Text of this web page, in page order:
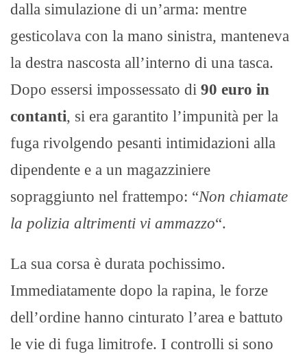
dalla simulazione di un’arma: mentre
gesticolava con la mano sinistra, manteneva
la destra nascosta all’interno di una tasca.
Dopo essersi impossessato di 90 euro in
contanti, si era garantito l’impunità per la
fuga rivolgendo pesanti intimidazioni alla
dipendente e a un magazziniere
sopraggiunto nel frattempo: “Non chiamate
la polizia altrimenti vi ammazzo“.
La sua corsa è durata pochissimo.
Immediatamente dopo la rapina, le forze
dell’ordine hanno cinturato l’area e battuto
le vie di fuga limitrofe. I controlli si sono